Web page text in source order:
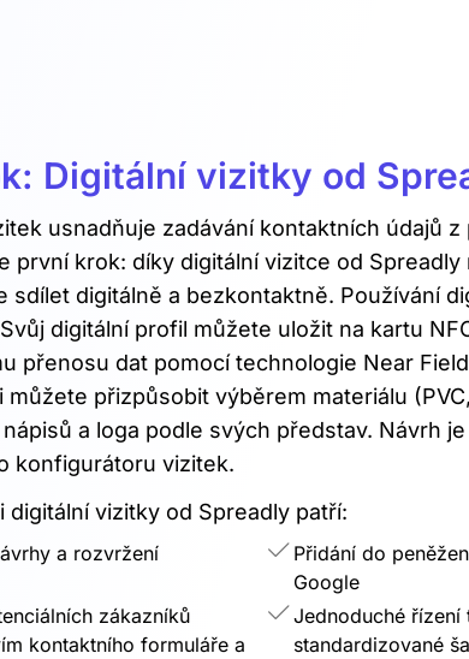
Digitální vizitky od
usnadňuje zadávání kontaktních údajů
první krok: díky digitální vizitce od Spreadly
sdílet digitálně a bezkontaktně. Používání
digitální profil můžete uložit na kartu
přenosu dat pomocí technologie Near
můžete přizpůsobit výběrem materiálu
a loga podle svých představ. Návrh
konfigurátoru vizitek.
digitální vizitky od Spreadly patří:
a rozvržení
Přidání do
Google
zákazníků
kontaktního formuláře a
Jednoduché řízení
standardizované